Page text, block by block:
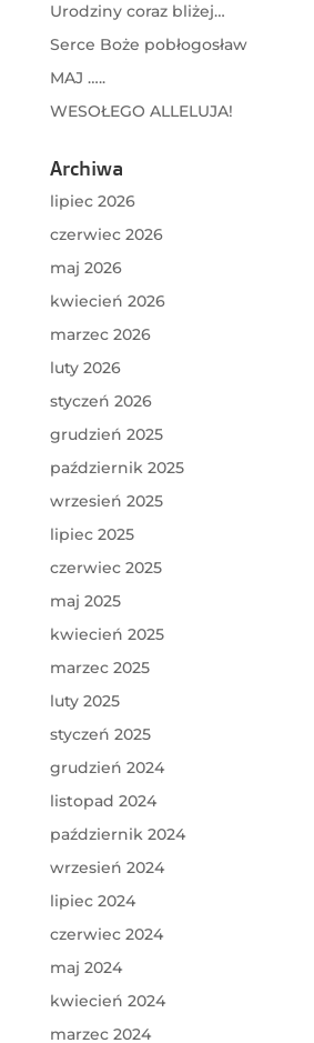
Urodziny coraz bliżej…
Serce Boże pobłogosław
MAJ …..
WESOŁEGO ALLELUJA!
Archiwa
lipiec 2026
czerwiec 2026
maj 2026
kwiecień 2026
marzec 2026
luty 2026
styczeń 2026
grudzień 2025
październik 2025
wrzesień 2025
lipiec 2025
czerwiec 2025
maj 2025
kwiecień 2025
marzec 2025
luty 2025
styczeń 2025
grudzień 2024
listopad 2024
październik 2024
wrzesień 2024
lipiec 2024
czerwiec 2024
maj 2024
kwiecień 2024
marzec 2024